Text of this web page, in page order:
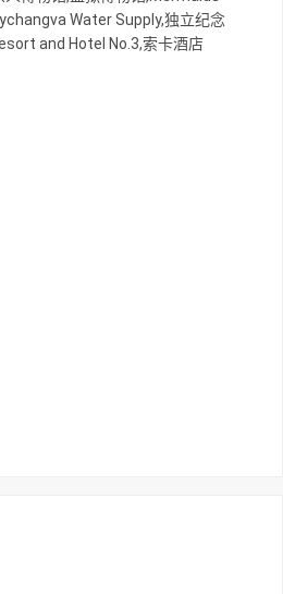
Water Supply,独立纪念
and Hotel No.3,索卡酒店